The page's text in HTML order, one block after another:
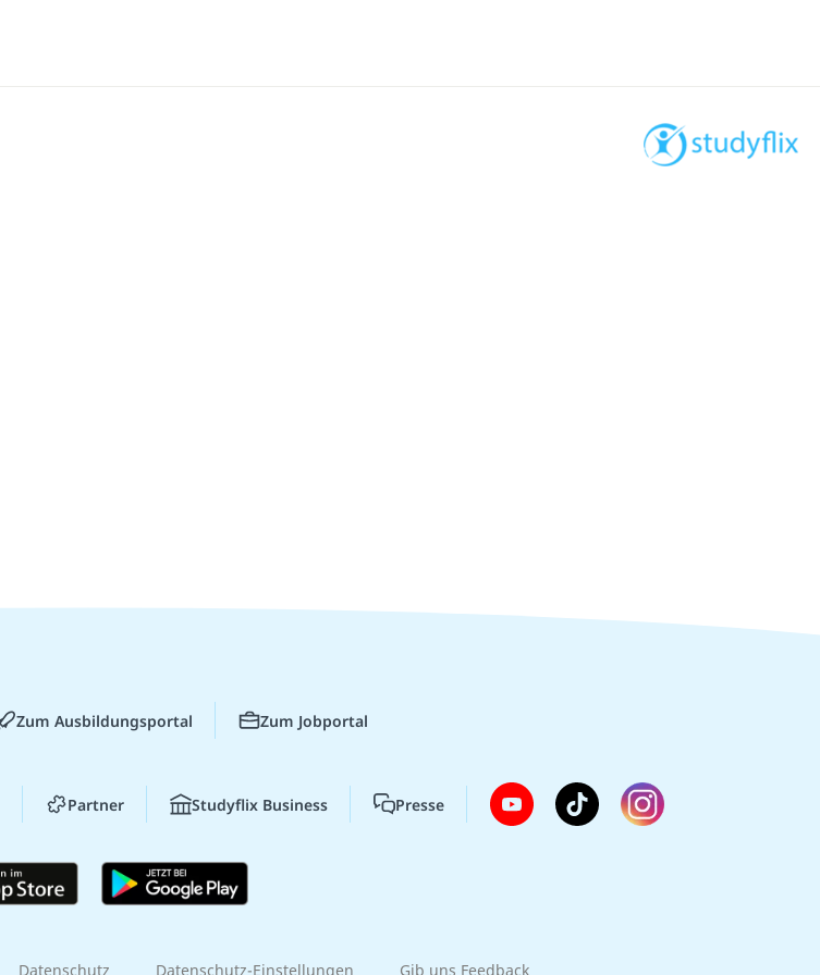
Zum Ausbildungsportal Zum Jobportal
Partner Studyflix Business Presse
Datenschutz Datenschutz-Einstellungen Gib uns Feedback